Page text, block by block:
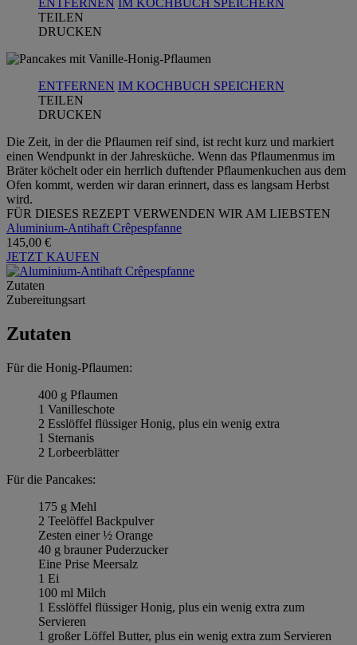
TEILEN
DRUCKEN
ENTFERNEN IM KOCHBUCH SPEICHERN
TEILEN
DRUCKEN
Die Zeit, in der die Pflaumen reif sind, ist recht kurz und markiert
einen Wendpunkt in der Jahresküche. Wenn das Pflaumenmus im
Bräter köchelt oder ein herrlich duftender Pflaumenkuchen aus dem
Ofen kommt, werden wir daran erinnert, dass es langsam Herbst
wird.
FÜR DIESES REZEPT VERWENDEN WIR AM LIEBSTEN
Aluminium-Antihaft Crêpespfanne
145,00 €
JETZT KAUFEN
Zutaten
Zubereitungsart
Zutaten
Für die Honig-Pflaumen:
400 g Pflaumen
1 Vanilleschote
2 Esslöffel flüssiger Honig, plus ein wenig extra
1 Sternanis
2 Lorbeerblätter
Für die Pancakes:
175 g Mehl
2 Teelöffel Backpulver
Zesten einer ½ Orange
40 g brauner Puderzucker
Eine Prise Meersalz
1 Ei
100 ml Milch
1 Esslöffel flüssiger Honig, plus ein wenig extra zum
Servieren
1 großer Löffel Butter, plus ein wenig extra zum Servieren